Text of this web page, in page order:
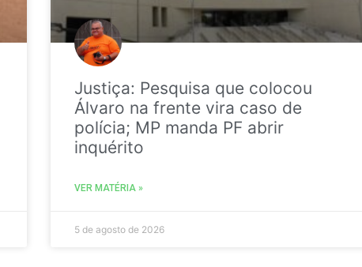
Justiça: Pesquisa que colocou
Álvaro na frente vira caso de
polícia; MP manda PF abrir
inquérito
VER MATÉRIA »
5 de agosto de 2026